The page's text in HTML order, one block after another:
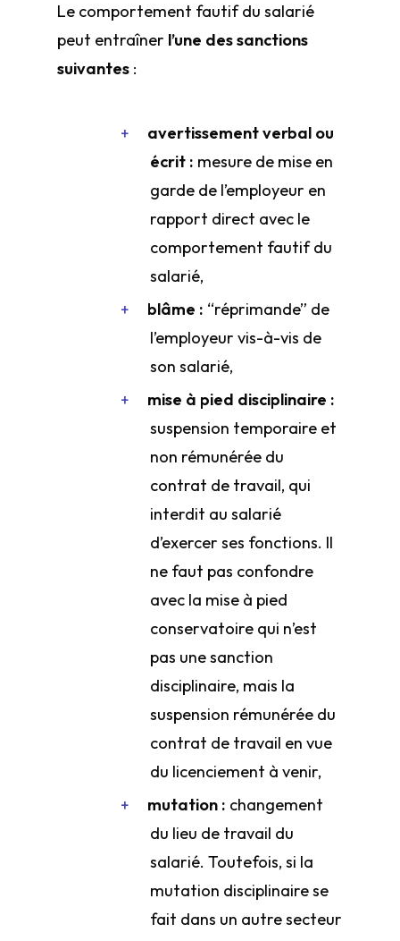
Le comportement fautif du salarié
peut entraîner l’une des sanctions
suivantes :
avertissement verbal ou
écrit : mesure de mise en
garde de l’employeur en
rapport direct avec le
comportement fautif du
salarié,
blâme : “réprimande” de
l’employeur vis-à-vis de
son salarié,
mise à pied disciplinaire :
suspension temporaire et
non rémunérée du
contrat de travail, qui
interdit au salarié
d’exercer ses fonctions. Il
ne faut pas confondre
avec la mise à pied
conservatoire qui n’est
pas une sanction
disciplinaire, mais la
suspension rémunérée du
contrat de travail en vue
du licenciement à venir,
mutation : changement
du lieu de travail du
salarié. Toutefois, si la
mutation disciplinaire se
fait dans un autre secteur